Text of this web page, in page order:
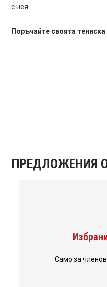
с нея.
Поръчайте своята
ПРЕДЛОЖЕНИЯ
Само за